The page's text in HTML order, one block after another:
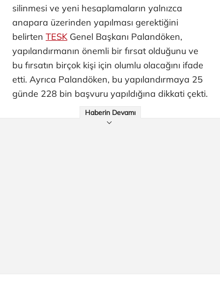
silinmesi ve yeni hesaplamaların yalnızca
anapara üzerinden yapılması gerektiğini
belirten TESKGenel Başkanı Palandöken,
yapılandırmanın önemli bir fırsat olduğunu ve
bu fırsatın birçok kişi için olumlu olacağını ifade
etti. Ayrıca Palandöken, bu yapılandırmaya 25
günde 228 bin başvuru yapıldığına dikkati çekti.
Haberin Devamı